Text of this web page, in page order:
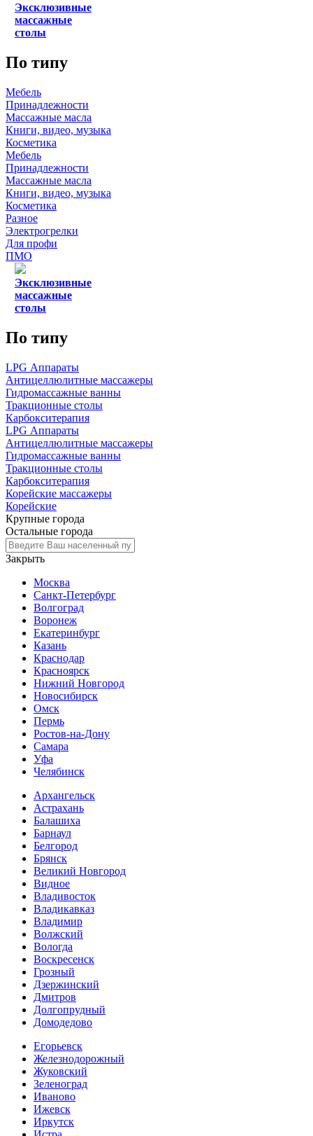
Эксклюзивные
массажные
столы
По типу
Мебель
Принадлежности
Массажные масла
Книги, видео, музыка
Косметика
Мебель
Принадлежности
Массажные масла
Книги, видео, музыка
Косметика
Разное
Электрогрелки
Для профи
ПМО
Эксклюзивные
массажные
столы
По типу
LPG Аппараты
Антицеллюлитные массажеры
Гидромассажные ванны
Тракционные столы
Карбокситерапия
LPG Аппараты
Антицеллюлитные массажеры
Гидромассажные ванны
Тракционные столы
Карбокситерапия
Корейские массажеры
Корейские
Крупные города
Остальные города
Закрыть
Москва
Санкт-Петербург
Волгоград
Воронеж
Екатеринбург
Казань
Краснодар
Красноярск
Нижний Новгород
Новосибирск
Омск
Пермь
Ростов-на-Дону
Самара
Уфа
Челябинск
Архангельск
Астрахань
Балашиха
Барнаул
Белгород
Брянск
Великий Новгород
Видное
Владивосток
Владикавказ
Владимир
Волжский
Вологда
Воскресенск
Грозный
Дзержинский
Дмитров
Долгопрудный
Домодедово
Егорьевск
Железнодорожный
Жуковский
Зеленоград
Иваново
Ижевск
Иркутск